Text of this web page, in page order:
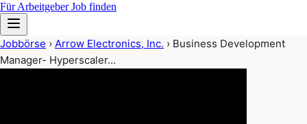
Für ArbeitgeberJob finden
Jobbörse › Arrow Electronics, Inc. › Business Development
Manager- Hyperscaler…